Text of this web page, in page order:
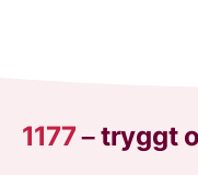
1177–tryggt